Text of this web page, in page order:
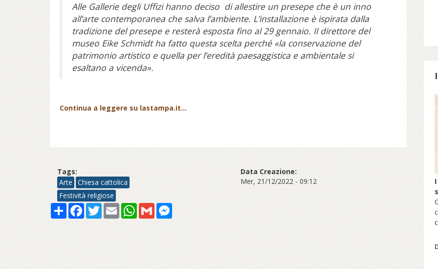
Alle Gallerie degli Uffizi hanno deciso di allestire un presepe che è un inno
all’arte contemporanea che salva l’ambiente. L’installazione è ispirata dalla
tradizione del presepe e resterà esposta fino al 29 gennaio. Il direttore del
museo Eike Schmidt ha fatto questa scelta perché «la conservazione del
patrimonio artistico e quella per l’eredità paesaggistica e ambientale si
esaltano a vicenda».
Continua a leggere su lastampa.it...
Tags:
Arte
Chiesa cattolica
Festività religiose
Data Creazione:
Mer, 21/12/2022 - 09:12
Share Facebook
TwitterEmail WhatsApp
Gmail